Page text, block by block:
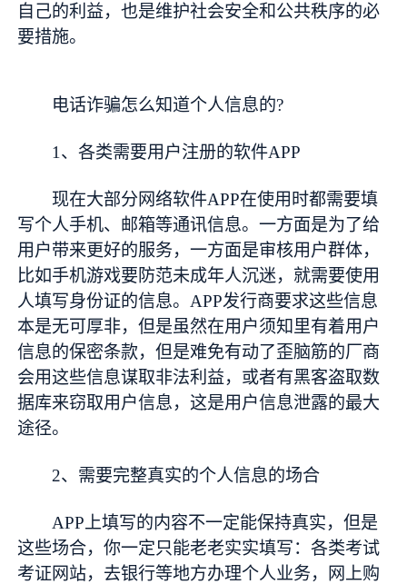
自己的利益，也是维护社会安全和公共秩序的必
要措施。
电话诈骗怎么知道个人信息的?
1、各类需要用户注册的软件APP
现在大部分网络软件APP在使用时都需要填
写个人手机、邮箱等通讯信息。一方面是为了给
用户带来更好的服务，一方面是审核用户群体，
比如手机游戏要防范未成年人沉迷，就需要使用
人填写身份证的信息。APP发行商要求这些信息
本是无可厚非，但是虽然在用户须知里有着用户
信息的保密条款，但是难免有动了歪脑筋的厂商
会用这些信息谋取非法利益，或者有黑客盗取数
据库来窃取用户信息，这是用户信息泄露的最大
途径。
2、需要完整真实的个人信息的场合
APP上填写的内容不一定能保持真实，但是
这些场合，你一定只能老老实实填写：各类考试
考证网站，去银行等地方办理个人业务，网上购